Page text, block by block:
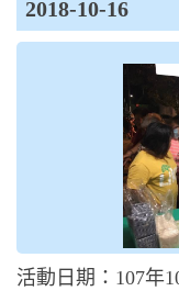
2018-10-16
活動日期：107年